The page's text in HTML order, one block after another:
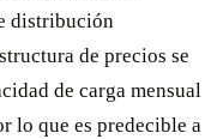
distribución
de precios se
de carga mensual
lo que es predecible a